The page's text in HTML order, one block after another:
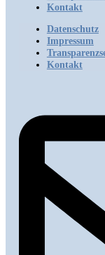
Kontakt
Datenschutz
Impressum
Kontakt